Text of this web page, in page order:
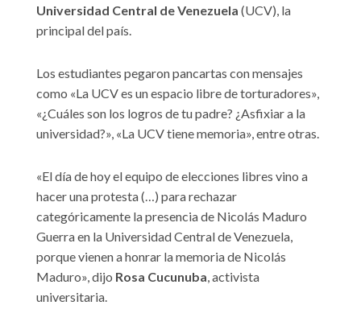
Universidad Central de Venezuela (UCV), la
principal del país.
Los estudiantes pegaron pancartas con mensajes
como «La UCV es un espacio libre de torturadores»,
«¿Cuáles son los logros de tu padre? ¿Asfixiar a la
universidad?», «La UCV tiene memoria», entre otras.
«El día de hoy el equipo de elecciones libres vino a
hacer una protesta (…) para rechazar
categóricamente la presencia de Nicolás Maduro
Guerra en la Universidad Central de Venezuela,
porque vienen a honrar la memoria de Nicolás
Maduro», dijo Rosa Cucunuba, activista
universitaria.